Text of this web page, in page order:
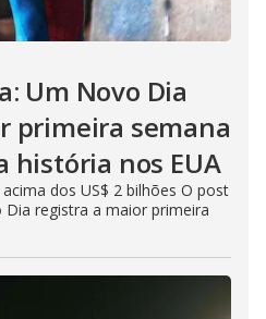
Um Novo Dia
primeira semana
história nos EUA
dos US$ 2 bilhões O post
registra a maior primeira